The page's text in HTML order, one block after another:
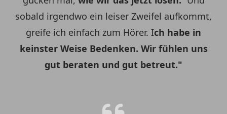
sobald irgendwo ein leiser Zweifel aufkommt,
greife ich einfach zum Hörer. Ich habe in
keinster Weise Bedenken. Wir fühlen uns
gut beraten und gut betreut."